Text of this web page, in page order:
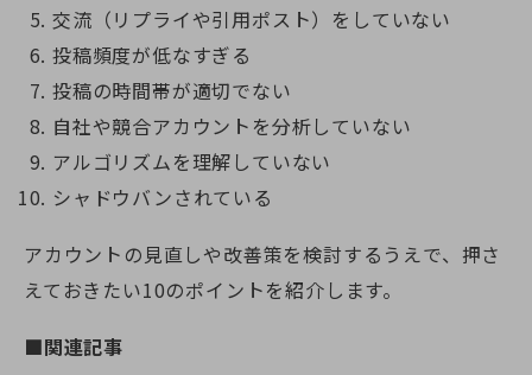
交流（リプライや引用ポスト）をしていない
投稿頻度が低なすぎる
投稿の時間帯が適切でない
自社や競合アカウントを分析していない
アルゴリズムを理解していない
シャドウバンされている
アカウントの見直しや改善策を検討するうえで、押さ
えておきたい10のポイントを紹介します。
■関連記事